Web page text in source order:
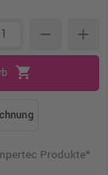
remove add
shopping_cart
Produkte*